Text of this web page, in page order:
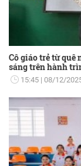
Cô giáo trẻ từ quê
sáng trên hành
15:45 08/12/